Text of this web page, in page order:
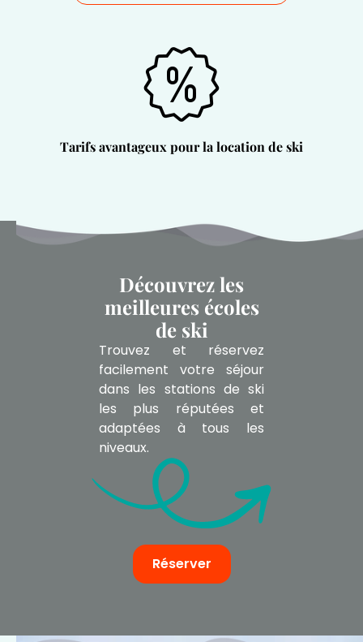
Tarifs avantageux pour la location de ski
Découvrez les
meilleures écoles
de ski
Trouvez et réservez
facilement votre séjour
dans les stations de ski
les plus réputées et
adaptées à tous les
niveaux.
Réserver